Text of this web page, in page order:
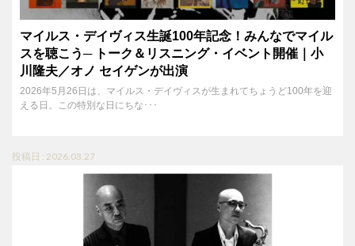
マイルス・デイヴィス生誕100年記念！みんなでマイル
スを聴こう─ トーク＆リスニング・イベント開催｜小
川隆夫／オノ セイゲンが出演
2026年5月26日は、マイルス・デイヴィスが生まれてちょうど100年を迎
える日。この特別な日にちな･･･
投稿日 : 2026.03.27